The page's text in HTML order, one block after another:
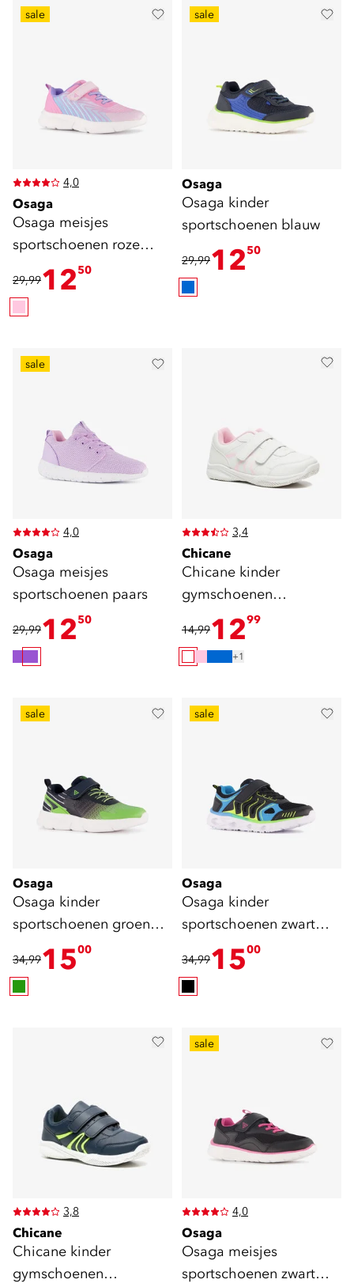
sale
4,0
Osaga
Osaga meisjes
sportschoenen roze
blauw
29,991250
sale
Osaga
Osaga kinder
sportschoenen blauw
29,991250
sale
4,0
Osaga
Osaga meisjes
sportschoenen paars
29,991250
3,4
Chicane
Chicane kinder
gymschoenen
klittenband wit roze
14,991299
+1
sale
Osaga
Osaga kinder
sportschoenen groen
blauw
34,991500
sale
Osaga
Osaga kinder
sportschoenen zwart
blauw
34,991500
3,8
Chicane
Chicane kinder
gymschoenen
sale
4,0
Osaga
Osaga meisjes
sportschoenen zwart